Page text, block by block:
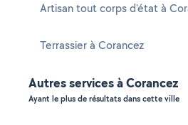
Artisan tout corps d'état à
Terrassier à Corancez
Autres services à Corancez
Ayant le plus de résultats dans cette ville